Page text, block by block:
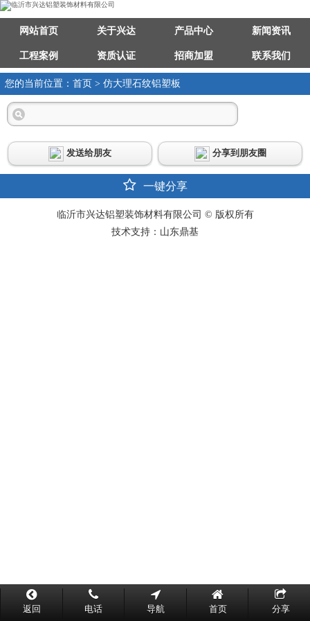
网站首页 关于兴达 产品中心 新闻资讯
工程案例 资质认证 招商加盟 联系我们
您的当前位置：首页 > 仿大理石纹铝塑板
发送给朋友 分享到朋友圈
一键分享
临沂市兴达铝塑装饰材料有限公司 © 版权所有
技术支持：山东鼎基
返回 电话 导航 首页 分享